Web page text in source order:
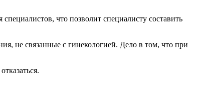
что позволит специалисту составить
не связанные с гинекологией. Дело в том, что при